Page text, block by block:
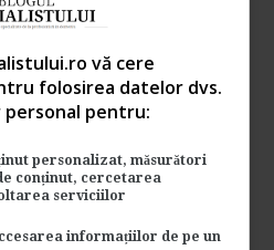
pe Email!
vă cere
folosirea datelor dvs.
personal pentru:
personalizat, măsurători
conținut, cercetarea
serviciilor
informațiilor de pe un